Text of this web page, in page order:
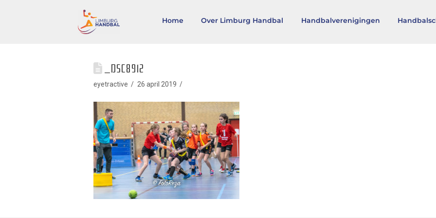
Home Over Limburg Handbal Handbalverenigingen
_DSC8912
eyetractive 26 april 2019